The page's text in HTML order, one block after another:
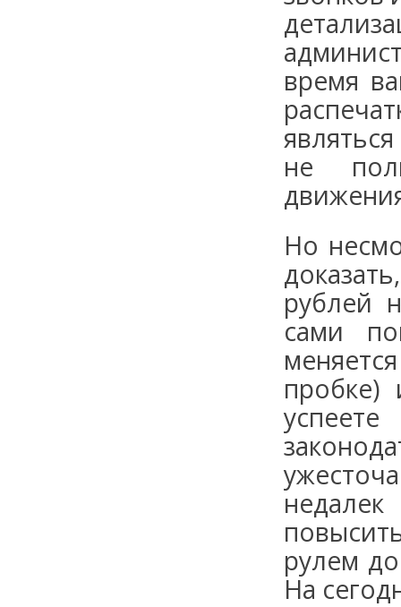
время
не
Но
рублей
сами
рулем
На